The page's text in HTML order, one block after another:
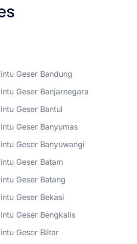
Geser Bandung
Geser Banjarnegara
Geser Bantul
Geser Banyumas
Geser Banyuwangi
Geser Batam
Geser Batang
Geser Bekasi
Geser Bengkalis
Geser Blitar